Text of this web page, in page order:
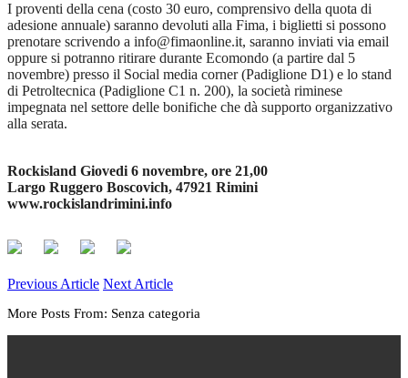
I proventi della cena (costo 30 euro, comprensivo della quota di
adesione annuale) saranno devoluti alla Fima, i biglietti si possono
prenotare scrivendo a info@fimaonline.it, saranno inviati via email
oppure si potranno ritirare durante Ecomondo (a partire dal 5
novembre) presso il Social media corner (Padiglione D1) e lo stand
di Petroltecnica (Padiglione C1 n. 200), la società riminese
impegnata nel settore delle bonifiche che dà supporto organizzativo
alla serata.
Rockisland Giovedi 6 novembre, ore 21,00
Largo Ruggero Boscovich, 47921 Rimini
www.rockislandrimini.info
Previous Article Next Article
More Posts From: Senza categoria